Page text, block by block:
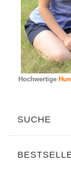
Hochwertige
SUCHE